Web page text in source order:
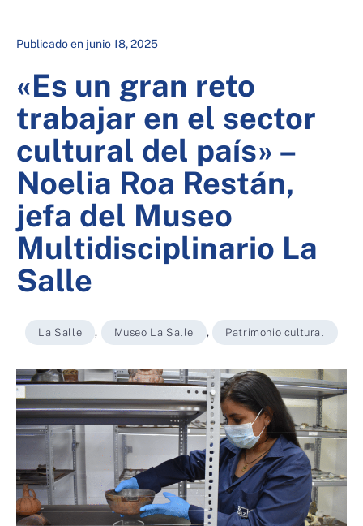
Publicado en junio 18, 2025
«Es un gran reto
trabajar en el sector
cultural del país» –
Noelia Roa Restán,
jefa del Museo
Multidisciplinario La
Salle
La Salle , Museo La Salle , Patrimonio cultural